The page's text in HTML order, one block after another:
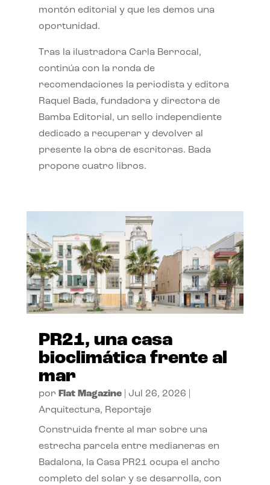
montón editorial y que les demos una
oportunidad.
Tras la ilustradora Carla Berrocal,
continúa con la ronda de
recomendaciones la periodista y editora
Raquel Bada, fundadora y directora de
Bamba Editorial, un sello independiente
dedicado a recuperar y devolver al
presente la obra de escritoras. Bada
propone cuatro libros.
PR21, una casa
bioclimática frente al
mar
por Flat Magazine| Jul 26, 2026
Arquitectura, Reportaje
Construida frente al mar sobre una
estrecha parcela entre medianeras en
Badalona, la Casa PR21 ocupa el ancho
completo del solar y se desarrolla, con